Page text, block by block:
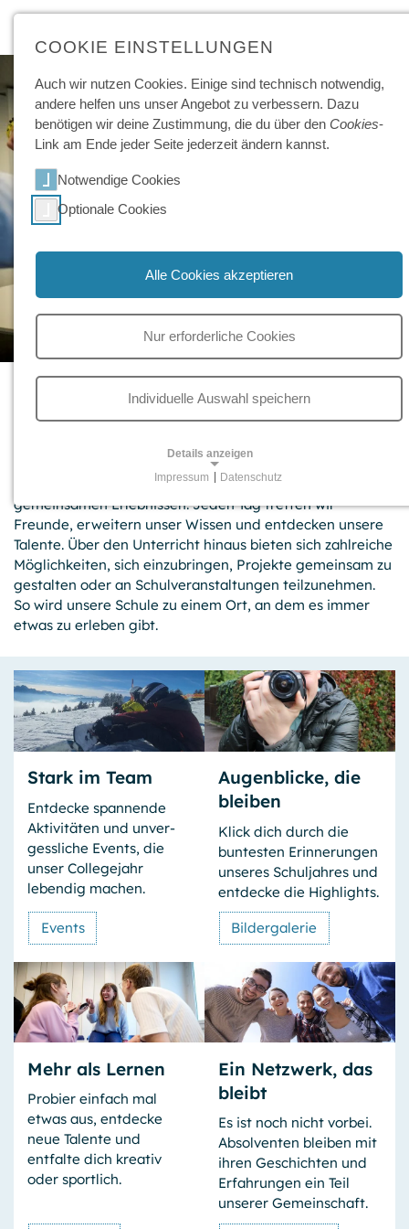
Schulleben
Gemeinsam wachsen,
erleben
Unser Schulleben ist vielseitig, lebendig und geprägt von
gemein­samen Erleb­nissen. Jeden Tag treffen wir
Freunde, erweitern unser Wissen und entdecken unsere
Talente. Über den Unter­richt hinaus bieten sich zahl­reiche
Möglich­keiten, sich einzu­bringen, Projekte gemeinsam zu
gestalten oder an Schul­veran­staltungen teilzu­nehmen.
So wird unsere Schule zu einem Ort, an dem es immer
etwas zu erleben gibt.
Stark im Team
Entdecke spannende
Aktivi­täten und unver­
gess­liche Events, die
unser College­jahr
lebendig machen.
Events
Augenblicke, die
bleiben
Klick dich durch die
bun­testen Erinne­rungen
unseres Schul­jahres und
ent­decke die Highlights.
Bildergalerie
Mehr als Lernen
Probier einfach mal
etwas aus, ent­decke
neue Talente und
entfalte dich kreativ
oder sportlich.
Ein Netzwerk, das
bleibt
Es ist noch nicht vorbei.
Absolventen bleiben mit
ihren Ge­schich­ten und
Erfah­rungen ein Teil
unserer Gemein­schaft.
COOKIE EINSTELLUNGEN
Auch wir nutzen Cookies. Einige sind technisch not­wendig,
andere helfen uns unser Angebot zu ver­bessern. Dazu
benötigen wir deine Zu­stimmung, die du über den Cookies-
Link am Ende jeder Seite jeder­zeit ändern kannst.
Notwendige Cookies
Optionale Cookies
Alle Cookies akzeptieren
Nur erforderliche Cookies
Individuelle Auswahl speichern
Details anzeigen
Für grundlegende Funktionen und einwandfreien Betrieb
der Website erforderliche Cookies.
Session-Cookies
Name:
PHPSESSID, PHPSESSLP, fe_typo_user
GPB College gGmbH, Beuthstraße 8, 10117 Berlin
Zweck:
Temporäre First-Party-Cookies, die einen Besucher zur
Aufrechterhaltung der Session mit einer anonymen
können.
Cookie Laufzeit:
Sitzungsende
Einverständnis-Cookie
Name:
cookie_consent
Anbieter:
GPB College gGmbH, Beuthstraße 8, 10117 Berlin
Zweck:
Dieser Cookie speichert die ausgewählten Einverständnis-
1 Jahr
OPTIONALE COOKIES
Wir nutzen Analyse-Tools, um vollständig anonyme
Impressum Datenschutz